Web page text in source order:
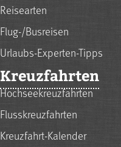
Reisearten
Flug-/Busreisen
Urlaubs-Experten-Tipps
Kreuzfahrten
Hochseekreuzfahrten
Flusskreuzfahrten
Kreuzfahrt-Kalender